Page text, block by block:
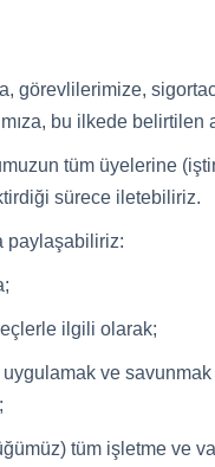
görevlilerimize,
bu ilkede
tüm üyelerine
sürece iletebiliriz.
paylaşabiliriz:
ilgili olarak;
ve
tüm işletme ve